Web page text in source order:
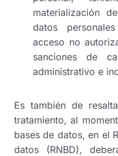
materialización
datos
acceso no
sanciones de
administrativo e
Es también de
tratamiento, al
bases de datos, en el
datos (RNBD),